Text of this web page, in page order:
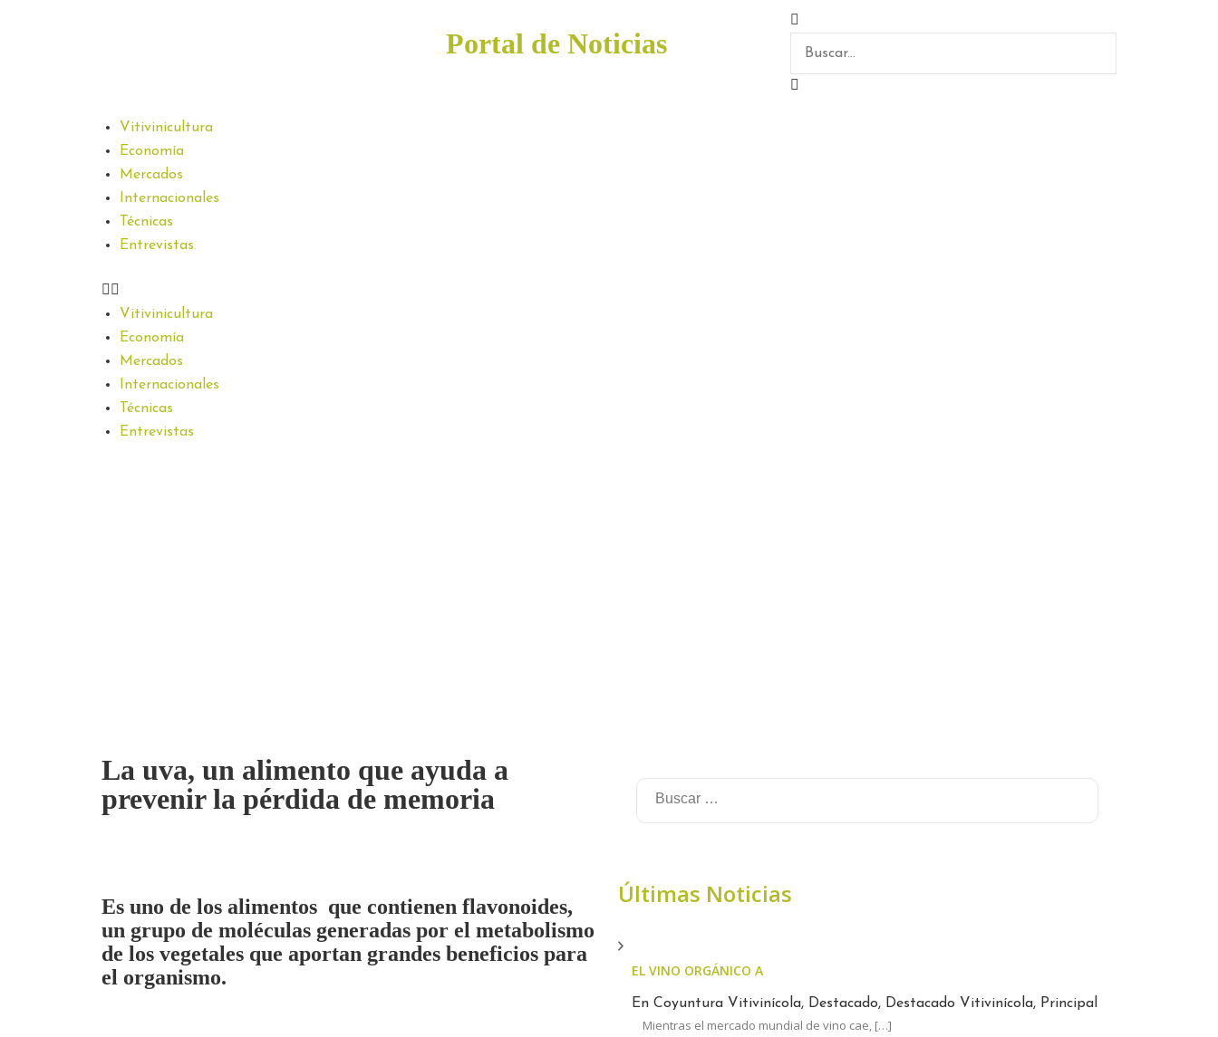
Portal de Noticias
Vitivinicultura
Economía
Mercados
Internacionales
Técnicas
Entrevistas
Vitivinicultura
Economía
Mercados
Internacionales
Técnicas
Entrevistas
La uva, un alimento que ayuda a
prevenir la pérdida de memoria
Es uno de los alimentos que contienen flavonoides,
un grupo de moléculas generadas por el metabolismo
de los vegetales que aportan grandes beneficios para
el organismo.
Últimas Noticias
EL VINO ORGÁNICO ARGENTINO CRECE A CONTRAMANO DEL CONSUMO GLOBAL
En Coyuntura Vitivinícola, Destacado, Destacado Vitivinícola, Principal
Mientras el mercado mundial de vino cae, […]